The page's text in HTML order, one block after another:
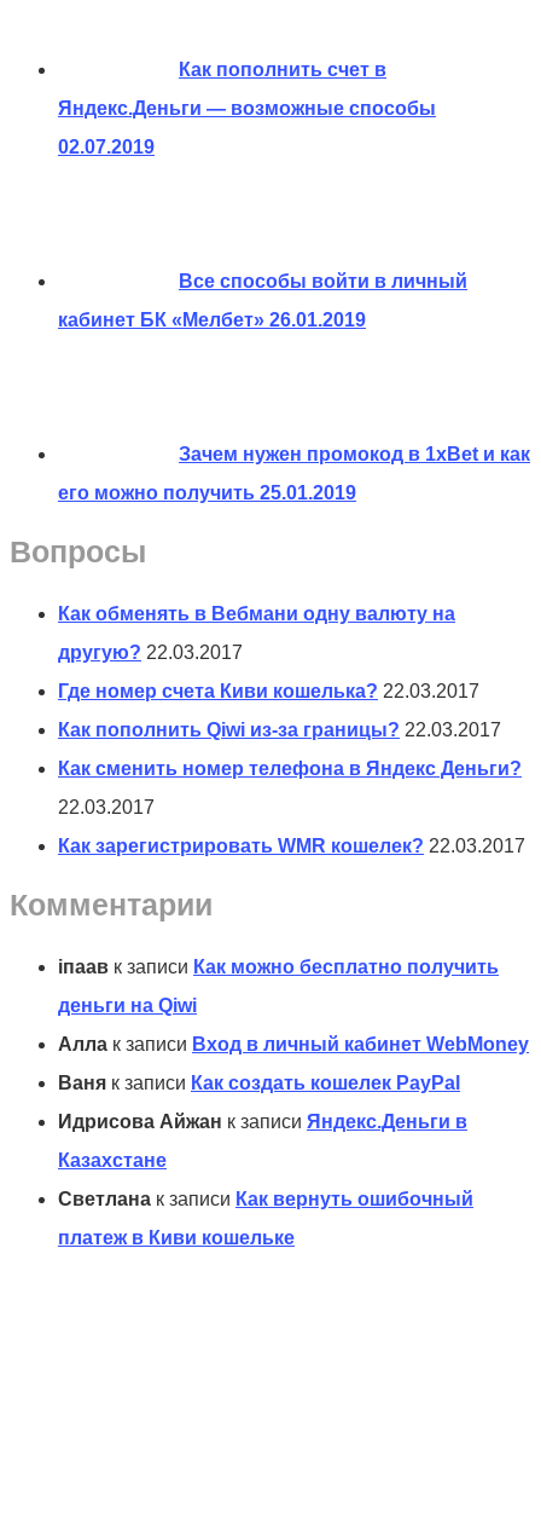
Как пополнить счет в
Яндекс.Деньги — возможные способы
02.07.2019
Все способы войти в личный
кабинет БК «Мелбет» 26.01.2019
Зачем нужен промокод в 1xBet и как
его можно получить 25.01.2019
Вопросы
Как обменять в Вебмани одну валюту на
другую? 22.03.2017
Где номер счета Киви кошелька? 22.03.2017
Как пополнить Qiwi из-за границы? 22.03.2017
Как сменить номер телефона в Яндекс Деньги?
22.03.2017
Как зарегистрировать WMR кошелек? 22.03.2017
Комментарии
іпаав к записи Как можно бесплатно получить
деньги на Qiwi
Алла к записи Вход в личный кабинет WebMoney
Ваня к записи Как создать кошелек PayPal
Идрисова Айжан к записи Яндекс.Деньги в
Казахстане
Светлана к записи Как вернуть ошибочный
платеж в Киви кошельке